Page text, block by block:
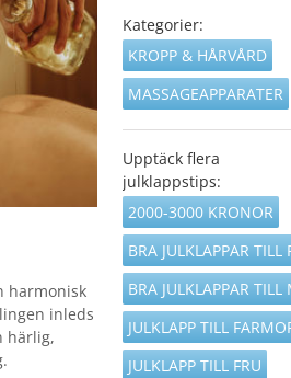
harmonisk
inleds
härlig,
Kategorier:
KROPP & HÅRVÅRD
MASSAGEAPPARATER
Upptäck flera
julklappstips:
2000-3000 KRONOR
BRA JULKLAPPAR TILL
BRA JULKLAPPAR
JULKLAPP TILL
JULKLAPP TILL FRU